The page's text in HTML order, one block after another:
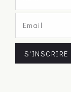
S'INSCRIRE